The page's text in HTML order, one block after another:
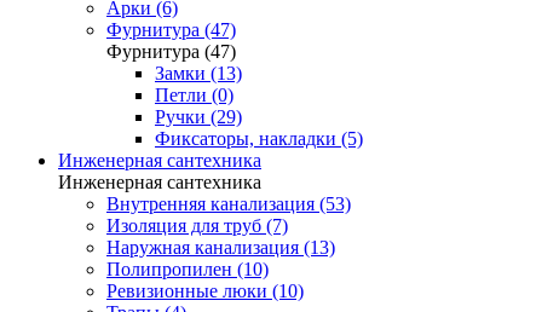
Арки (6)
Фурнитура (47)
Фурнитура (47)
Замки (13)
Петли (0)
Ручки (29)
Фиксаторы, накладки (5)
Инженерная сантехника
Инженерная сантехника
Внутренняя канализация (53)
Изоляция для труб (7)
Наружная канализация (13)
Полипропилен (10)
Ревизионные люки (10)